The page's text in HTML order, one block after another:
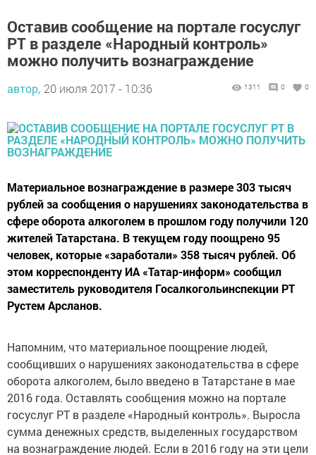
Оставив сообщение на портале госуслуг
РТ в разделе «Народный контроль»
можно получить вознаграждение
автор, 20 июля 2017 - 10:36 1311 0 0
Материальное вознаграждение в размере 303 тысяч
рублей за сообщения о нарушениях законодательства в
сфере оборота алкоголем в прошлом году получили 120
жителей Татарстана. В текущем году поощрено 95
человек, которые «заработали» 358 тысяч рублей. Об
этом корреспонденту ИА «Татар-информ» сообщил
заместитель руководителя Госалкогольинспекции РТ
Рустем Арсланов.
Напомним, что материальное поощрение людей,
сообщивших о нарушениях законодательства в сфере
оборота алкоголем, было введено в Татарстане в мае
2016 года. Оставлять сообщения можно на портале
госуслуг РТ в разделе «Народный контроль». Выросла
сумма денежных средств, выделенных государством
на вознаграждение людей. Если в 2016 году на эти цели